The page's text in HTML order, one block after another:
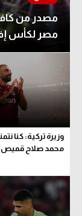
مصدر من كاف
مصر لكأس
وزيرة تركية: كنا
محمد صلاح